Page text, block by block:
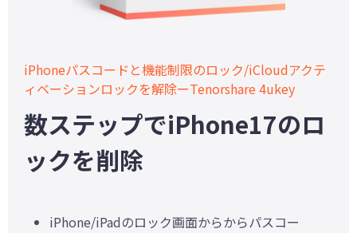
iPhoneパスコードと機能制限のロック/iCloudアクテ
ィベーションロックを解除ーTenorshare 4ukey
数ステップでiPhone17のロ
ックを削除
iPhone/iPadのロック画面からからパスコー